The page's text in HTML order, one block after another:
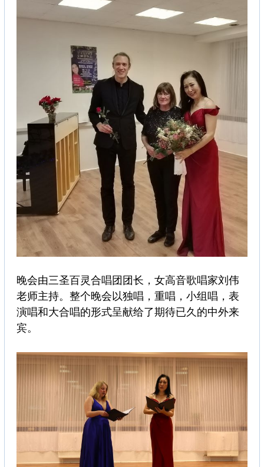
晚会由三圣百灵合唱团团长，女高音歌唱家刘伟
老师主持。整个晚会以独唱，重唱，小组唱，表
演唱和大合唱的形式呈献给了期待已久的中外来
宾。